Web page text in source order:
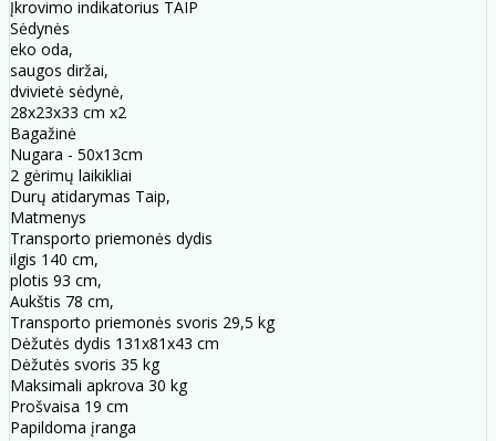
Įkrovimo indikatorius TAIP
Sėdynės
eko oda,
saugos diržai,
dvivietė sėdynė,
28x23x33 cm x2
Bagažinė
Nugara - 50x13cm
2 gėrimų laikikliai
Durų atidarymas Taip,
Matmenys
Transporto priemonės dydis
ilgis 140 cm,
plotis 93 cm,
Aukštis 78 cm,
Transporto priemonės svoris 29,5 kg
Dėžutės dydis 131x81x43 cm
Dėžutės svoris 35 kg
Maksimali apkrova 30 kg
Prošvaisa 19 cm
Papildoma įranga